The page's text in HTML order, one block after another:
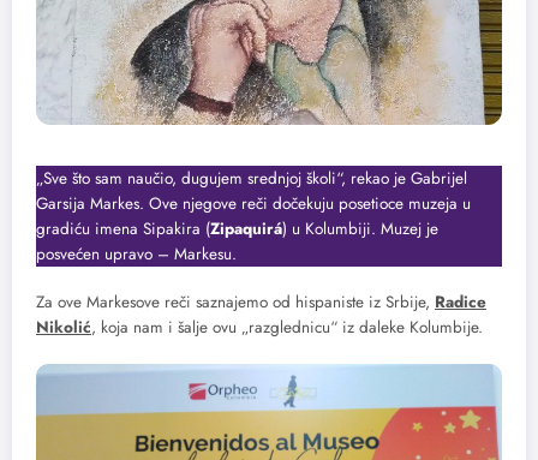
„Sve što sam naučio, dugujem srednjoj školi“, rekao je Gabrijel
Garsija Markes. Ove njegove reči dočekuju posetioce muzeja u
gradiću imena Sipakira (Zipaquirá) u Kolumbiji. Muzej je
posvećen upravo – Markesu.
Za ove Markesove reči saznajemo od hispaniste iz Srbije, Radice
Nikolić, koja nam i šalje ovu „razglednicu“ iz daleke Kolumbije.